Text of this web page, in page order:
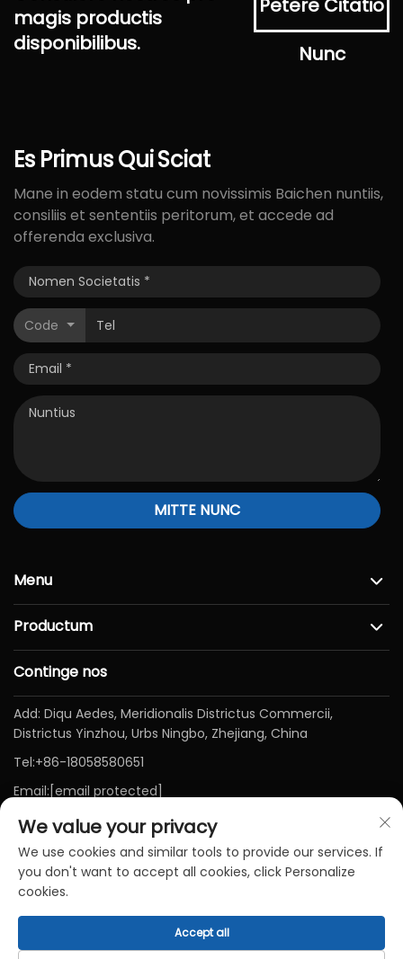
magis productis
disponibilibus.
Petere Citatio
Nunc
Es PrimusQuiSciat
Mane in eodem statu cum novissimis Baichen nuntiis,
consiliis et sententiis peritorum, et accede ad
offerenda exclusiva.
Code
MITTE NUNC
Menu
Productum
Continge nos
Add: Diqu Aedes, Meridionalis Districtus Commercii,
Districtus Yinzhou, Urbs Ningbo, Zhejiang, China
Tel:+86-18058580651
Email: [email protected]
Copyright © Ningbo Baichen Medical Devices Co., Ltd.
We value your privacy
We use cookies and similar tools to provide our services. If
you don't want to accept all cookies, click Personalize
cookies.
Accept all